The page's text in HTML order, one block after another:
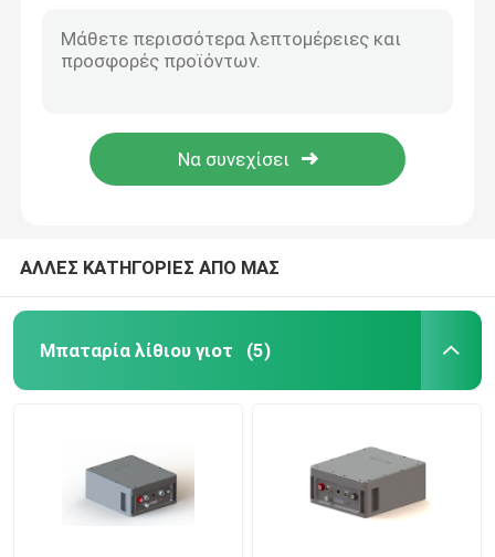
ΑΛΛΕΣ ΚΑΤΗΓΟΡΙΕΣ ΑΠΟ ΜΑΣ
Μπαταρία λίθιου γιοτ (5)